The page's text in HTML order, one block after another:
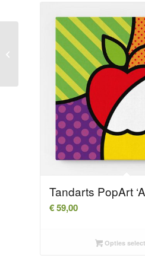
Tandarts PopArt
€59,00
Opties
Tandarts PopArt
‘Tandenborstel’